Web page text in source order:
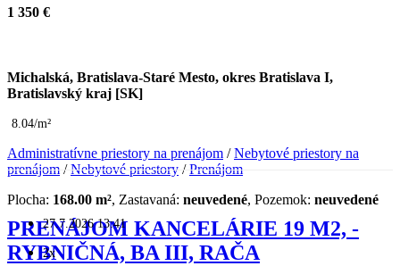
1 350 €
Michalská, Bratislava-Staré Mesto, okres Bratislava I,
Bratislavský kraj [SK]
8.04/m²
Administratívne priestory na prenájom /Nebytové priestory na
prenájom /Nebytové priestory /Prenájom
Plocha: 168.00 m², Zastavaná: neuvedené, Pozemok: neuvedené
27.7.2026 13:41
2x
PRENÁJOM KANCELÁRIE 19 M2, -
RYBNIČNÁ, BA III, RAČA